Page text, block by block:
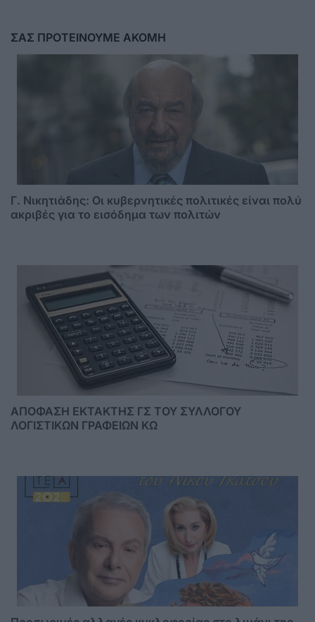
ΣΑΣ ΠΡΟΤΕΙΝΟΥΜΕ ΑΚΟΜΗ
Γ. Νικητιάδης: Οι κυβερνητικές πολιτικές είναι πολύ
ακριβές για το εισόδημα των πολιτών
ΑΠΟΦΑΣΗ ΕΚΤΑΚΤΗΣ ΓΣ ΤΟΥ ΣΥΛΛΟΓΟΥ
ΛΟΓΙΣΤΙΚΩΝ ΓΡΑΦΕΙΩΝ ΚΩ